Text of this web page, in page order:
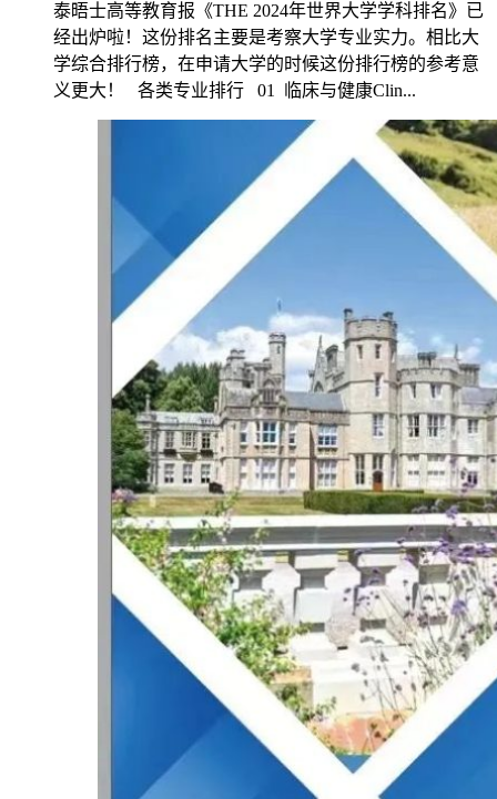
泰晤士高等教育报《THE 2024年世界大学学科排名》已
经出炉啦！这份排名主要是考察大学专业实力。相比大
学综合排行榜，在申请大学的时候这份排行榜的参考意
义更大！ 各类专业排行 01 临床与健康Clin...